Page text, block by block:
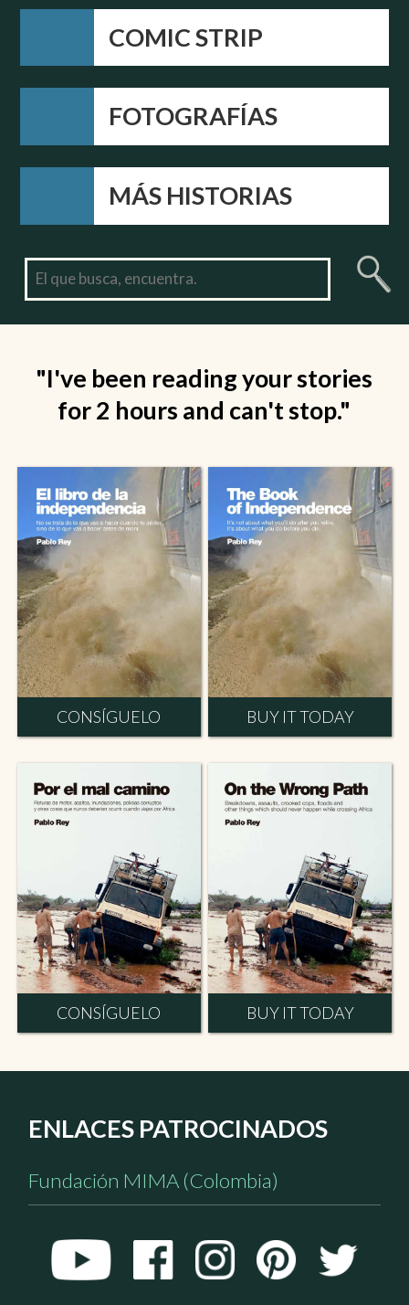
COMIC STRIP
FOTOGRAFÍAS
MÁS HISTORIAS
"I've been reading your stories
for 2 hours and can't stop."
CONSÍGUELO BUY IT TODAY
CONSÍGUELO BUY IT TODAY
ENLACES PATROCINADOS
Fundación MIMA (Colombia)